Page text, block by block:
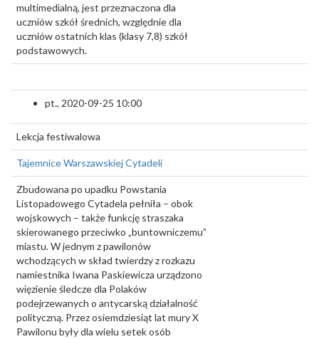
multimedialną, jest przeznaczona dla
uczniów szkół średnich, względnie dla
uczniów ostatnich klas (klasy 7,8) szkół
podstawowych.
pt., 2020-09-25 10:00
Lekcja festiwalowa
Tajemnice Warszawskiej Cytadeli
Zbudowana po upadku Powstania
Listopadowego Cytadela pełniła – obok
wojskowych – także funkcję straszaka
skierowanego przeciwko „buntowniczemu”
miastu. W jednym z pawilonów
wchodzących w skład twierdzy z rozkazu
namiestnika Iwana Paskiewicza urządzono
więzienie śledcze dla Polaków
podejrzewanych o antycarską działalność
polityczną. Przez osiemdziesiąt lat mury X
Pawilonu były dla wielu setek osób